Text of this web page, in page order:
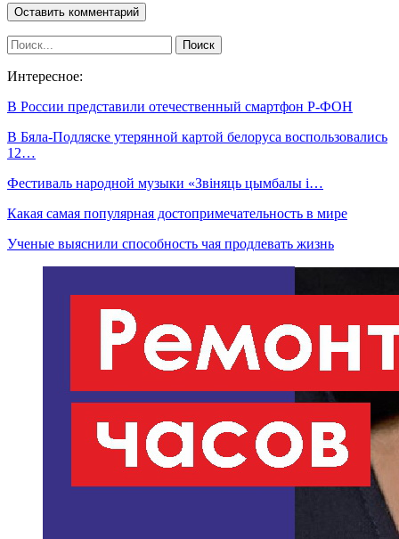
Интересное:
В России представили отечественный смартфон Р-ФОН
В Бяла-Подляске утерянной картой белоруса воспользовались
12…
Фестиваль народной музыки «Звіняць цымбалы і…
Какая самая популярная достопримечательность в мире
Ученые выяснили способность чая продлевать жизнь